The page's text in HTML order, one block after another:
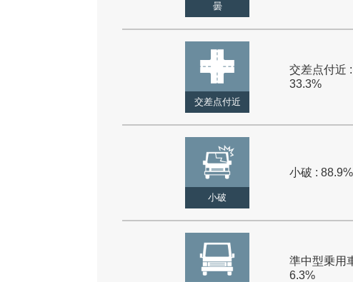
曇
交差点付近
交差点付近 :
33.3%
小破
小破 : 88.9%
準中型乗用
6.3%